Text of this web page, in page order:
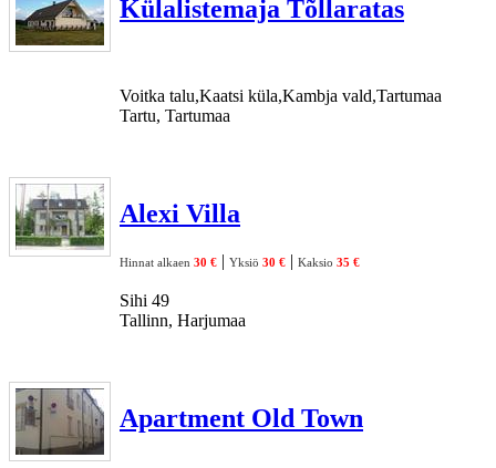
Külalistemaja Tõllaratas
Voitka talu,Kaatsi küla,Kambja vald,Tartumaa
Tartu, Tartumaa
Alexi Villa
Hinnat alkaen 30 € | Yksiö 30 € | Kaksio 35 €
Sihi 49
Tallinn, Harjumaa
Apartment Old Town